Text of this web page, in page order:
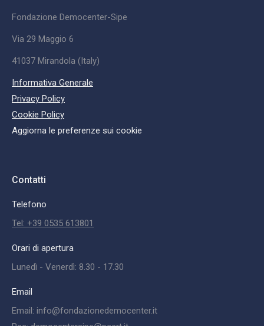
Fondazione Democenter-Sipe
Via 29 Maggio 6
41037 Mirandola (Italy)
Informativa Generale
Privacy Policy
Cookie Policy
Aggiorna le preferenze sui cookie
Contatti
Telefono
Tel: +39 0535 613801
Orari di apertura
Lunedì - Venerdì: 8.30 - 17.30
Email
Email: info@fondazionedemocenter.it